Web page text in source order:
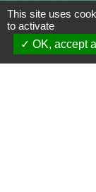
Contacts
Commune
1, Place de la
This site uses
to activate
OK, accept all